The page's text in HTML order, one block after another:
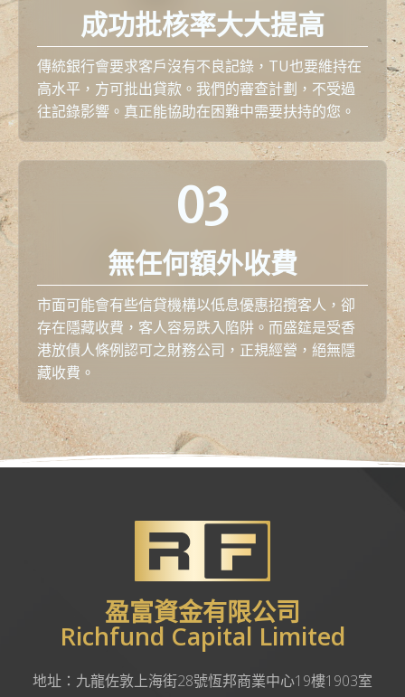
成功批核率大大提高
傳統銀行會要求客戶沒有不良記錄，TU也要維持在
高水平，方可批出貸款。我們的審查計劃，不受過
往記錄影響。真正能協助在困難中需要扶持的您。
03
無任何額外收費
市面可能會有些信貸機構以低息優惠招攬客人，卻
存在隱藏收費，客人容易跌入陷阱。而盛筵是受香
港放債人條例認可之財務公司，正規經營，絕無隱
藏收費。
盈富資金有限公司
Richfund Capital Limited
地址： 九龍佐敦上海街28號恆邦商業中心19樓1903室